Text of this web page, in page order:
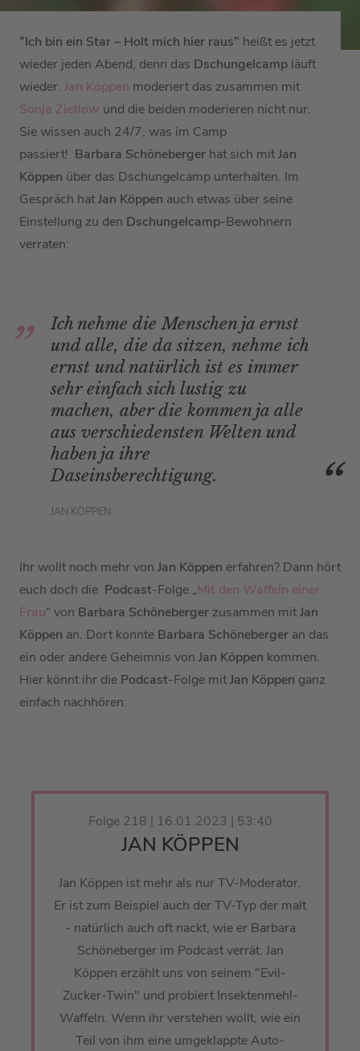
“Ich bin ein Star – Holt mich hier raus” heißt es jetzt
wieder jeden Abend, denn das Dschungelcamp läuft
wieder. Jan Köppen moderiert das zusammen mit
Sonja Zietlow und die beiden moderieren nicht nur.
Sie wissen auch 24/7, was im Camp
passiert! Barbara Schöneberger hat sich mitJan
Köppen über das Dschungelcamp unterhalten. Im
Gespräch hatJan Köppen auch etwas über seine
Einstellung zu den Dschungelcamp-Bewohnern
verraten:
Ich nehme die Menschen ja ernst
und alle, die da sitzen, nehme ich
ernst und natürlich ist es immer
sehr einfach sich lustig zu
machen, aber die kommen ja alle
aus verschiedensten Welten und
haben ja ihre
Daseinsberechtigung.
JAN KÖPPEN
Ihr wollt noch mehr von Jan Köppen erfahren? Dann hört
euch doch die Podcast-Folge „Mit den Waffeln einer
Frau“ von Barbara Schöneberger zusammen mitJan
Köppen an. Dort konnte Barbara Schöneberger an das
ein oder andere Geheimnis von Jan Köppen kommen.
Hier könnt ihr die Podcast-Folge mitJan Köppen ganz
einfach nachhören:
Folge 218 | 16.01.2023 | 53:40
JAN KÖPPEN
Jan Köppen ist mehr als nur TV-Moderator.
Er ist zum Beispiel auch der TV-Typ der malt
- natürlich auch oft nackt, wie er Barbara
Schöneberger im Podcast verrät. Jan
Köppen erzählt uns von seinem "Evil-
Zucker-Twin" und probiert Insektenmehl-
Waffeln. Wenn ihr verstehen wollt, wie ein
Teil von ihm eine umgeklappte Auto-